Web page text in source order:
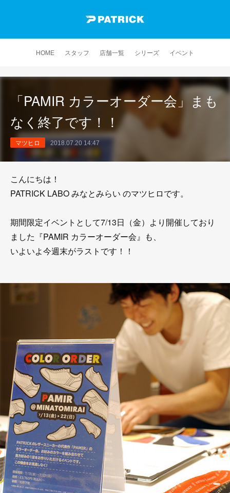
HOME スタッフ 店舗一覧 シリーズ イベント
「PAMIR カラーオーダー会」まも
なく終了です！！
マツヒロ 2018.07.20 14:47
こんにちは！
PATRICK LABO みなとみらい のマツヒロです。
期間限定イベントとして7/13日（金）より開催しており
ました『PAMIR カラーオーダー会』も、
いよいよ今週末がラストです！！